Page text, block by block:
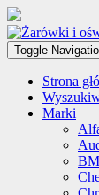
Toggle
Strona
Marki